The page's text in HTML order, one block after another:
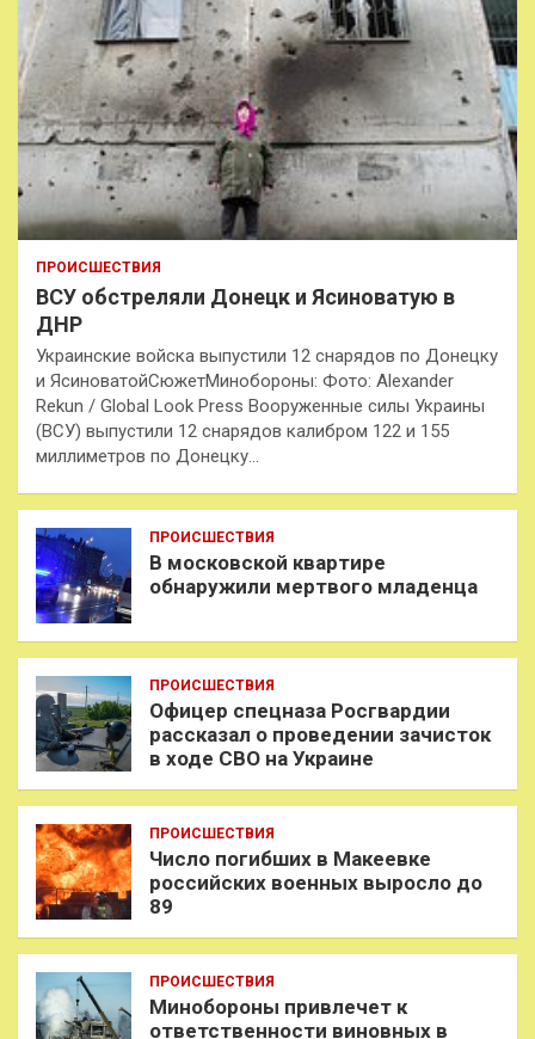
ПРОИСШЕСТВИЯ
ВСУ обстреляли Донецк и Ясиноватую в
ДНР
Украинские войска выпустили 12 снарядов по Донецку
и ЯсиноватойСюжетМинобороны: Фото: Alexander
Rekun / Global Look Press Вооруженные силы Украины
(ВСУ) выпустили 12 снарядов калибром 122 и 155
миллиметров по Донецку…
ПРОИСШЕСТВИЯ
В московской квартире
обнаружили мертвого младенца
ПРОИСШЕСТВИЯ
Офицер спецназа Росгвардии
рассказал о проведении зачисток
в ходе СВО на Украине
ПРОИСШЕСТВИЯ
Число погибших в Макеевке
российских военных выросло до
89
ПРОИСШЕСТВИЯ
Минобороны привлечет к
ответственности виновных в